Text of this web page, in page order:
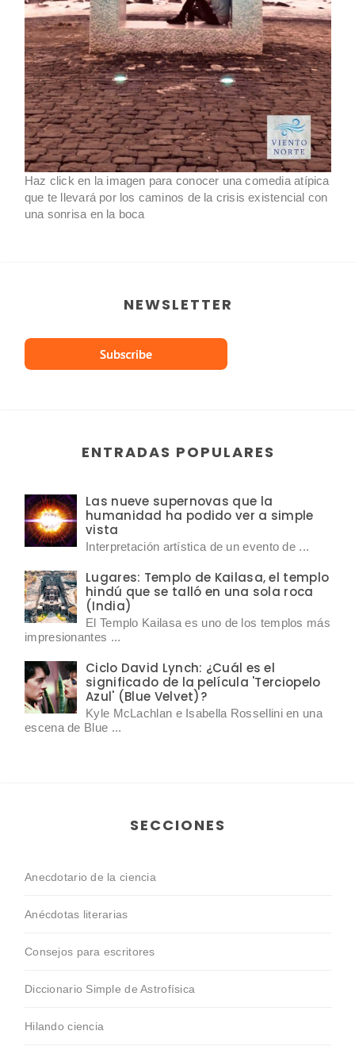
Haz click en la imagen para conocer una comedia atípica
que te llevará por los caminos de la crisis existencial con
una sonrisa en la boca
NEWSLETTER
ENTRADAS POPULARES
Las nueve supernovas que la
humanidad ha podido ver a simple
vista
Interpretación artística de un evento de ...
Lugares: Templo de Kailasa, el templo
hindú que se talló en una sola roca
(India)
El Templo Kailasa es uno de los templos más
impresionantes ...
Ciclo David Lynch: ¿Cuál es el
significado de la película 'Terciopelo
Azul' (Blue Velvet)?
Kyle McLachlan e Isabella Rossellini en una
escena de Blue ...
SECCIONES
Anecdotario de la ciencia
Anécdotas literarias
Consejos para escritores
Diccionario Simple de Astrofísica
Hilando ciencia